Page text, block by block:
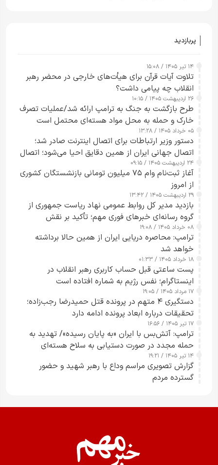
پربازدید
۱۴ تیر ۱۴۰۵ / ۱۵:۰۸
تلاوت آیات قرآن برای هیأت‌های خارجی در محضر رهبر
انقلاب چه پیامی داشت؟
۲۶ اردیبهشت ۱۴۰۵ / ۱۰:۱۵
طرح‌ بازگشت به جنگ به ترامپ ارائه شد/عملیات تصرف
خارک و حمله به محل مواد هسته‌ای محتمل است
۰۵ خرداد ۱۴۰۵ / ۱۳:۲۸
دستور وزیر ارتباطات برای اتصال اینترنت صادر شد؛
اتصال جهانی ایران از همین دقایق احیا می‌شود؛ اتصال
کامل مردم تا ۲۴ ساعت آینده
۲۴ اردیبهشت ۱۴۰۵ / ۰۹:۱۵
آغاز ثبت‌نام وام ۷۵ میلیون تومانی بازنشستگان کشوری
از امروز
۲۹ اردیبهشت ۱۴۰۵ / ۱۳:۴۲
بازدید مدیر کل روابط عمومی نهاد ریاست جمهوری از
گروه رسانه‌ای خبرهای فوری مهم؛ تأکید بر نقش
رسانه‌های هوشمند و مسئول در ارتقای آگاهی عمومی
۰۸ خرداد ۱۴۰۵ / ۱۹:۰۸
ترامپ: محاصره دریایی ایران از همین حالا برداشته
خواهد شد
۱۸ خرداد ۱۴۰۵ / ۰۱:۳۳
پست ساعتی قبل حساب کاربری رهبر انقلاب در
اینستاگرام؛ نفس رژیم به شماره افتاده است​
۱۷ مرداد ۱۴۰۵ / ۱۹:۰۵
دستگیری ۴ متهم در پرونده قتل حمیدرضا رجب‌زاده؛
تحقیقات درباره ابعاد پرونده ادامه دارد
۱۷ تیر ۱۴۰۵ / ۱۶:۵۶
ترامپ: آتش‌بس با ایران «به پایان رسیده»/ تهدید به
حمله مجدد در صورت دستیابی به سلاح هسته‌ای
۱۴ تیر ۱۴۰۵ / ۱۹:۲۱
گزارش تصویری مراسم وداع با رهبر شهید و حضور
گسترده مردم